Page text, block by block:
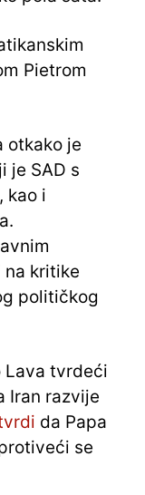
Pietrom
otkako je
je SAD s
kao i
na kritike
političkog
Lava tvrdeći
Iran razvije
da Papa
se